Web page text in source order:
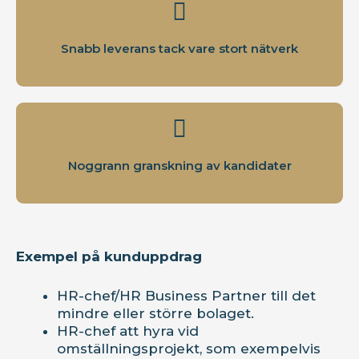
Snabb leverans tack vare stort nätverk
Noggrann granskning av kandidater
Exempel på kunduppdrag
HR-chef/HR Business Partner till det
mindre eller större bolaget.
HR-chef att hyra vid
omställningsprojekt, som exempelvis